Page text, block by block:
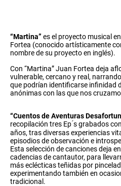
“Martina” es el proyecto musical
Fortea (conocido artísticamente
nombre de su proyecto en inglés).
Con “Martina” Juan Fortea deja
vulnerable, cercano y real,
que podrían identificarse infinidad
anónimas con las que nos
“Cuentos de Aventuras
recopilación tres Ep ́s grabados
años, tras diversas experiencias
episodios de observación e
Esta selección de canciones deja
cadencias de cantautor, para
más eclécticas teñidas por
experimentando también en
tradicional.